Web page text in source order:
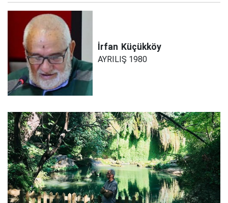
İrfan Küçükköy
AYRILIŞ 1980